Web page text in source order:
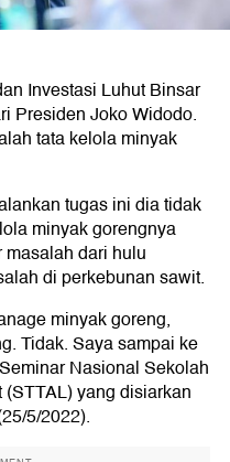
Investasi Luhut Binsar
Presiden Joko Widodo.
tata kelola minyak
tugas ini dia tidak
minyak gorengnya
dari hulu
di perkebunan sawit.
minyak goreng,
Tidak. Saya sampai ke
Nasional Sekolah
yang disiarkan
5/2022).